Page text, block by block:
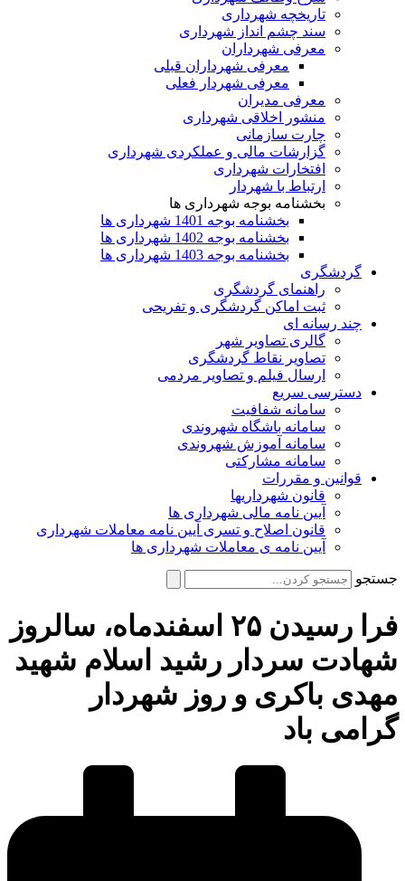
تاریخچه شهرداری
سند چشم انداز شهرداری
معرفی شهرداران
معرفی شهرداران قبلی
معرفی شهردار فعلی
معرفی مدیران
منشور اخلاقی شهرداری
چارت سازمانی
گزارشات مالی و عملکردی شهرداری
افتخارات شهرداری
ارتباط با شهردار
بخشنامه بوجه شهرداری ها
بخشنامه بوجه 1401 شهرداری ها
بخشنامه بوجه 1402 شهرداری ها
بخشنامه بوجه 1403 شهرداری ها
گردشگری
راهنمای گردشگری
ثبت اماکن گردشگری و تفریحی
چند رسانه ای
گالری تصاویر شهر
تصاویر نقاط گردشگری
ارسال فیلم و تصاویر مردمی
دسترسی سریع
سامانه شفافیت
سامانه باشگاه شهروندی
سامانه آموزش شهروندی
سامانه مشارکتی
قوانین و مقررات
قانون شهرداریها
آیین نامه مالی شهرداری ها
قانون اصلاح و تسری آیین نامه معاملات شهرداری
آیین نامه ی معاملات شهرداری ها
جستجو
فرا رسیدن ۲۵ اسفندماه، سالروز
شهادت سردار رشید اسلام شهید
مهدی باکری و روز شهردار
گرامی باد